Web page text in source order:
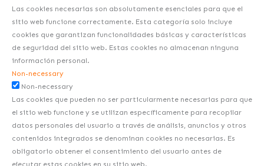
Las cookies necesarias son absolutamente esenciales para que el
sitio web funcione correctamente. Esta categoría solo incluye
cookies que garantizan funcionalidades básicas y características
de seguridad del sitio web. Estas cookies no almacenan ninguna
información personal.
Non-necessary
Non-necessary
Las cookies que pueden no ser particularmente necesarias para que
el sitio web funcione y se utilizan específicamente para recopilar
datos personales del usuario a través de análisis, anuncios y otros
contenidos integrados se denominan cookies no necesarias. Es
obligatorio obtener el consentimiento del usuario antes de